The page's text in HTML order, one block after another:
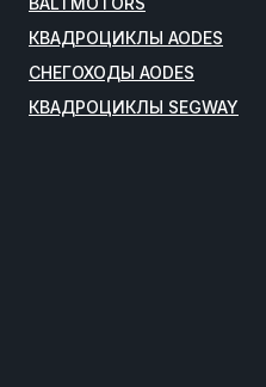
КВАДРОЦИКЛЫ AODES
СНЕГОХОДЫ AODES
КВАДРОЦИКЛЫ SEGWAY